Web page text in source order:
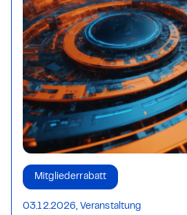
Mitgliederrabatt
03.12.2026, Veranstaltung